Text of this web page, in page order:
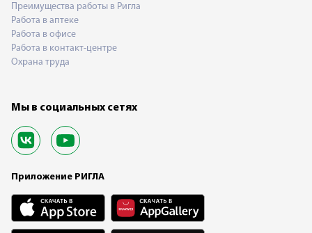
Преимущества работы в Ригла
Работа в аптеке
Работа в офисе
Работа в контакт-центре
Охрана труда
Мы в социальных сетях
Приложение РИГЛА